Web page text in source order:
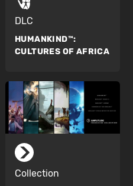
DLC
HUMANKIND™:
CULTURES OF AFRICA
Collection